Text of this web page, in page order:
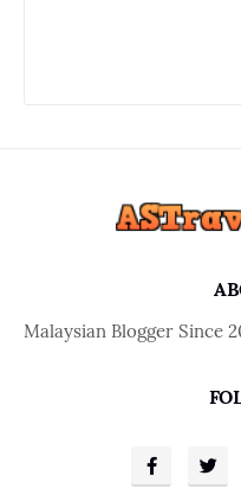
Malaysian Blogger Since